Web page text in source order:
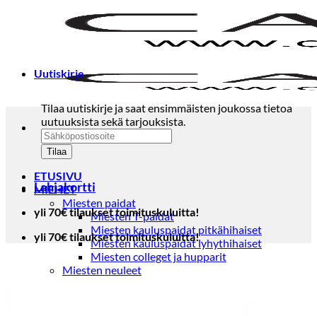
ETUSIVU
MIEHET
Miesten paidat
Miesten T-paidat
Miesten kauluspaidat pitkähihaiset
Miesten kauluspaidat lyhythihaiset
Miesten colleget ja hupparit
Miesten neuleet
Uutiskirje
Tilaa uutiskirje ja saat ensimmäisten joukossa tietoa
uutuuksista sekä tarjouksista.
Lahjakortti
yli 70€ tilaukset toimituskuluitta!
yli 70€ tilaukset toimituskuluitta!